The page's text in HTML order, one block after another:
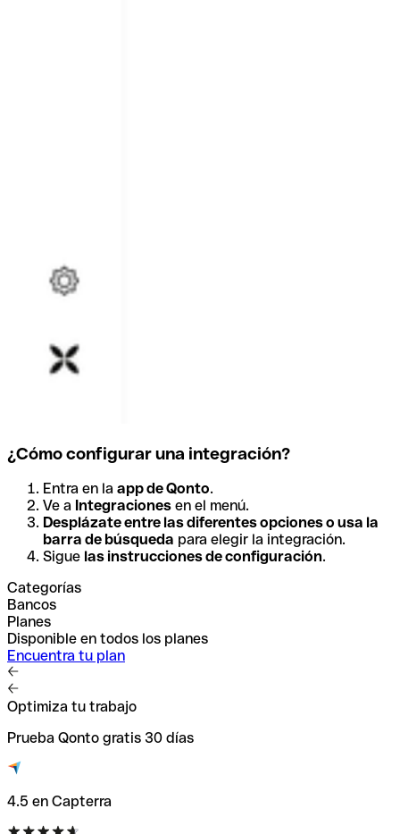
¿Cómo configurar una integración?
Entra en la app de Qonto.
Ve a Integraciones en el menú.
Desplázate entre las diferentes opciones o usa la
barra de búsqueda para elegir la integración.
Sigue las instrucciones de configuración.
Categorías
Bancos
Planes
Disponible en todos los planes
Encuentra tu plan
Optimiza tu trabajo
Prueba Qonto gratis 30 días
4.5 en Capterra